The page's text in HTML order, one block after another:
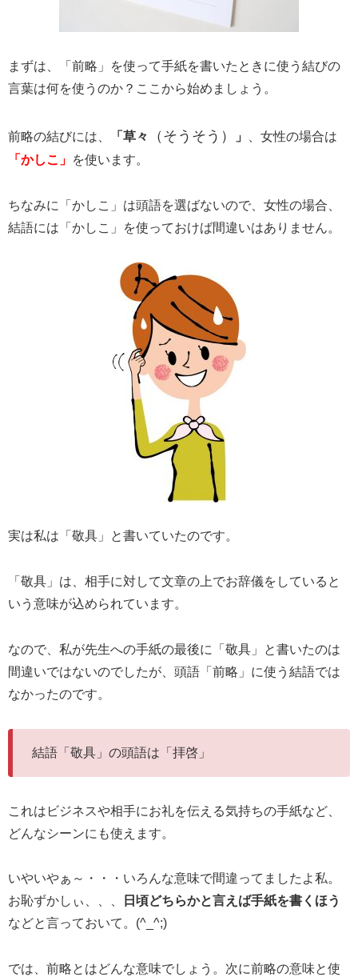
まずは、「前略」を使って手紙を書いたときに使う結びの
言葉は何を使うのか？ここから始めましょう。
前略の結びには、 「草々 （そうそう） 」
、女性の場合は
「かしこ」 を使います。
ちなみに「かしこ」は頭語を選ばないので、女性の場合、
結語には「かしこ」を使っておけば間違いはありません。
実は私は「敬具」と書いていたのです。
「敬具」は、相手に対して文章の上でお辞儀をしていると
いう意味が込められています。
なので、私が先生への手紙の最後に「敬具」と書いたのは
間違いではないのでしたが、頭語「前略」に使う結語では
なかったのです。
結語「敬具」の頭語は「拝啓」
これはビジネスや相手にお礼を伝える気持ちの手紙など、
どんなシーンにも使えます。
いやいやぁ～・・・いろんな意味で間違ってましたよ私。
お恥ずかしぃ、、、
日頃どちらかと言えば手紙を書くほう
などと言っておいて。(^_^;)
では、前略とはどんな意味でしょう。次に前略の意味と使